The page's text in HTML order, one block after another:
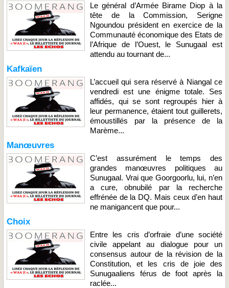
Le général d’Armée Birame Diop à la
tête de la Commission, Serigne
Ngoundou président en exercice de la
Communauté économique des Etats de
l’Afrique de l’Ouest, le Sunugaal est
attendu au tournant de...
Kafkaïen
L’accueil qui sera réservé à Niangal ce
vendredi est une énigme totale. Ses
affidés, qui se sont regroupés hier à
leur permanence, étaient tout guillerets,
émoustillés par la présence de la
Marème...
Manœuvres
C’est assurément le temps des
grandes manœuvres politiques au
Sunugaal. Vrai que Goorgoorlu, lui, n’en
a cure, obnubilé par la recherche
effrénée de la DQ. Mais ceux d’en haut
ne manigancent que pour...
Choix
Entre les cris d’orfraie d’une société
civile appelant au dialogue pour un
consensus autour de la révision de la
Constitution, et les cris de joie des
Sunugaaliens férus de foot après la
raclée...